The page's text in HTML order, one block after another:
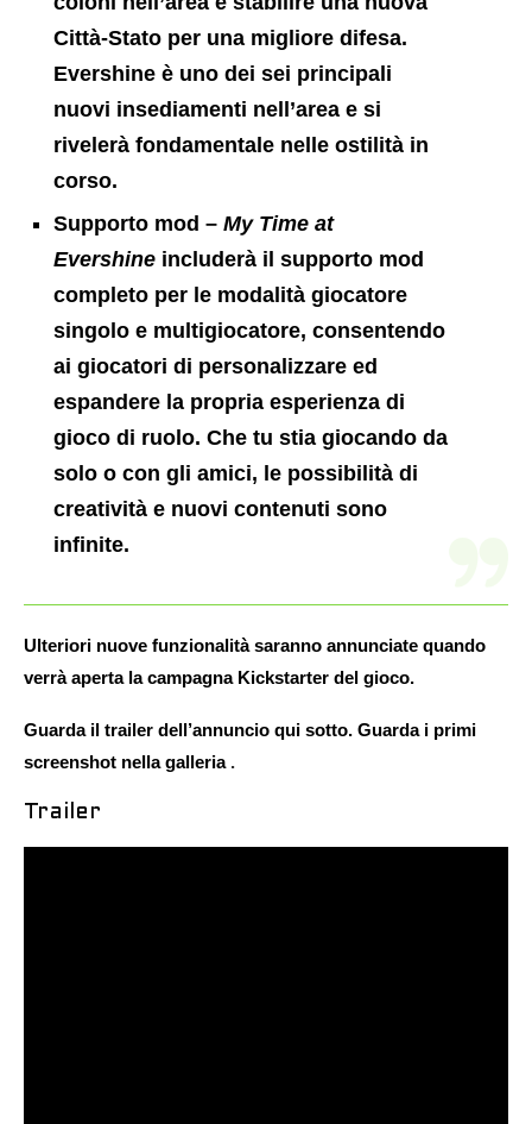
Città-Stato per una migliore difesa.
Evershine è uno dei sei principali
nuovi insediamenti nell’area e si
rivelerà fondamentale nelle ostilità in
corso.
Supporto mod – My Time at
Evershine includerà il supporto mod
completo per le modalità giocatore
singolo e multigiocatore, consentendo
ai giocatori di personalizzare ed
espandere la propria esperienza di
gioco di ruolo. Che tu stia giocando da
solo o con gli amici, le possibilità di
creatività e nuovi contenuti sono
infinite.
Ulteriori nuove funzionalità saranno annunciate quando
verrà aperta la campagna Kickstarter del gioco.
Guarda il trailer dell’annuncio qui sotto. Guarda i primi
screenshot nella galleria.
Trailer